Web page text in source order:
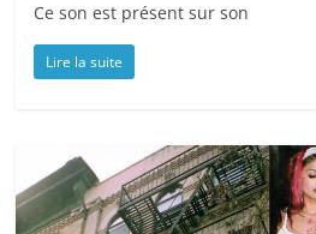
Ce son est présent sur son
Lire la suite